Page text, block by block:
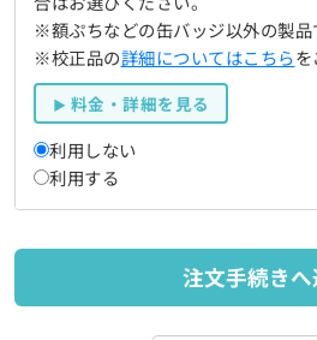
※額ぷちなどの缶バッジ以外の製
※校正品の詳細についてはこちら
料金・詳細を見る
利用しない
利用する
注文手続き